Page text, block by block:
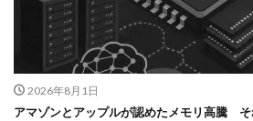
2026年8月1日
アマゾンとアップルが認めたメモリ高騰